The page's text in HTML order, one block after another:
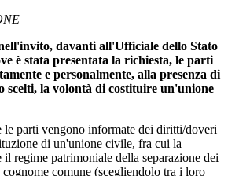
davanti all'Ufficiale dello Stato
è stata presentata la richiesta, le parti
e personalmente, alla presenza di
scelti, la volontà di costituire un'unione
le parti vengono informate dei diritti/doveri
di un'unione civile, fra cui la
regime patrimoniale della separazione dei
cognome comune (scegliendolo tra i loro